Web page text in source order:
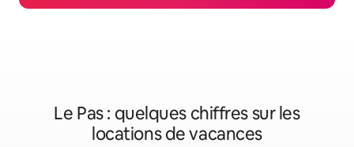
Le Pas : quelques chiffres sur les
locations de vacances